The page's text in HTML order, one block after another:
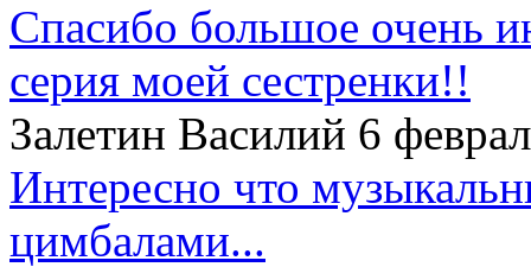
Спасибо большое очень
серия моей сестренки!!
Залетин Василий 6
Интересно что
цимбалами...